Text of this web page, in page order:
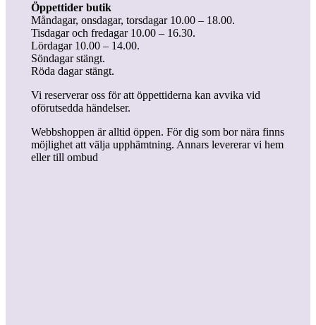
Öppettider butik
Måndagar, onsdagar, torsdagar 10.00 – 18.00.
Tisdagar och fredagar 10.00 – 16.30.
Lördagar 10.00 – 14.00.
Söndagar stängt.
Röda dagar stängt.
Vi reserverar oss för att öppettiderna kan avvika vid
oförutsedda händelser.
Webbshoppen är alltid öppen. För dig som bor nära finns
möjlighet att välja upphämtning. Annars levererar vi hem
eller till ombud